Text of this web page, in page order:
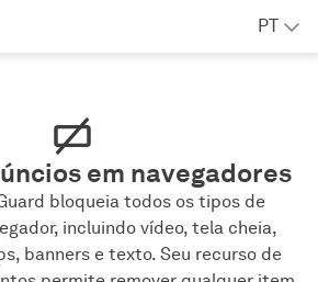
PT
em navegadores
bloqueia todos os tipos de
incluindo vídeo, tela cheia,
banners e texto. Seu recurso de